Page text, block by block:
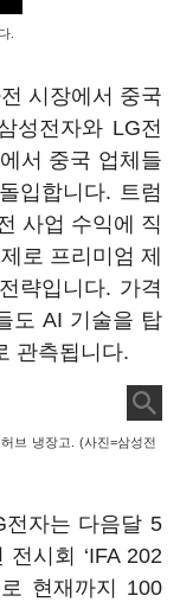
.
시장에서 중국
성전자와 LG전
서 중국 업체들
입합니다. 트럼
사업 수익에 직
로 프리미엄 제
략입니다. 가격
도 AI 기술을 탑
관측됩니다.
브 냉장고. (사진=삼성전
자는 다음달 5
시회 ‘IFA 202
현재까지 100